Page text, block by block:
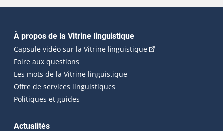
Navigation principale
À propos de la Vitrine linguistique
Capsule vidéo sur la Vitrine linguistique(Cet hyperlien
Foire aux questions
Les mots de la Vitrine linguistique
Offre de services linguistiques
Politiques et guides
Actualités